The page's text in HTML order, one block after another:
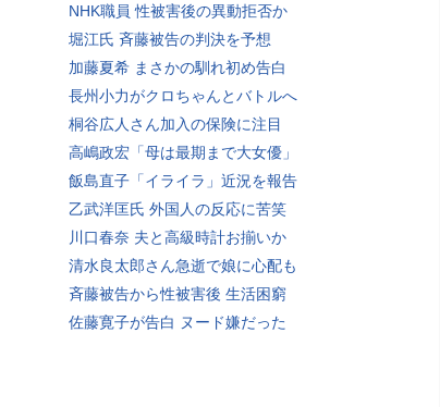
NHK職員 性被害後の異動拒否か
堀江氏 斉藤被告の判決を予想
加藤夏希 まさかの馴れ初め告白
長州小力がクロちゃんとバトルへ
桐谷広人さん加入の保険に注目
高嶋政宏「母は最期まで大女優」
飯島直子「イライラ」近況を報告
乙武洋匡氏 外国人の反応に苦笑
川口春奈 夫と高級時計お揃いか
清水良太郎さん急逝で娘に心配も
斉藤被告から性被害後 生活困窮
佐藤寛子が告白 ヌード嫌だった